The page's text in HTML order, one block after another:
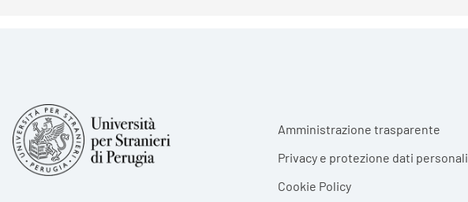
Footer menu
Amministrazione trasparente
Privacy e protezione dati personali
Cookie Policy